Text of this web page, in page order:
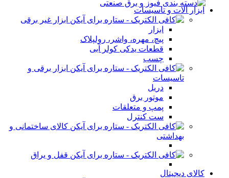
ابزار آلات و تاسیسات
ابزار غیر برقی
ابزار
پیچ، مهره، واشر، رولپلاک
قطعات یدکی کولر آبی
چسب
ابزار برقی و
تاسیسات
دریل
موتور برق
پمپ و متعلقات
ست کنترل
کالای ساختمانی و
بهداشتی
قفل و یراق
کالای دیجیتال